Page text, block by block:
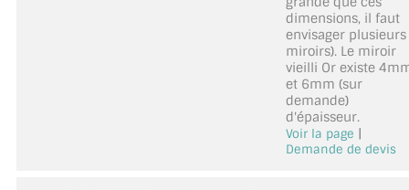
dimensions, il faut
envisager plusieurs
miroirs). Le miroir
vieilli Or existe
et 6mm (sur
demande)
d'épaisseur.
Voir la page |
Demande de devis